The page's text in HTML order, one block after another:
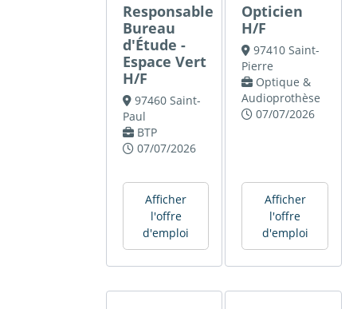
Responsable
Bureau
d'Étude -
Espace Vert
H/F
97460 Saint-
Paul
BTP
07/07/2026
Afficher
l'offre
d'emploi
Opticien
H/F
97410 Saint-
Pierre
Optique &
Audioprothèse
07/07/2026
Afficher
l'offre
d'emploi